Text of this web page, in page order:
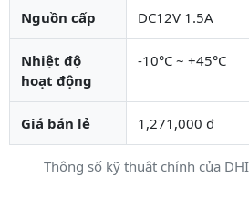
Thông số kỹ thuật chính của
Nguồn cấp DC12V 1.5A
Nhiệt độ
hoạt động
-10°C ~ +45°C
Giá bán lẻ 1,271,000 đ